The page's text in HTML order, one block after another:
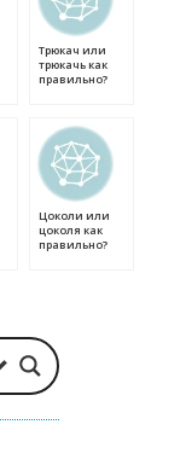
Трюкач или
трюкачь как
правильно?
Цоколи или
цоколя как
правильно?